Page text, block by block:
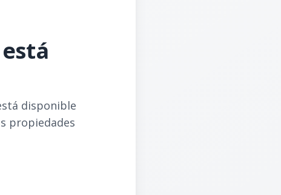
disponible
propiedades